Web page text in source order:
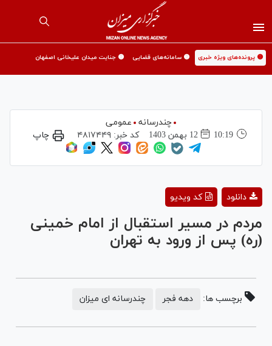
🟡 پرونده‌های ویژه خبری 🟡 سامانه‌های قضایی 🟡 جنایت میدان علیخانی اصفهان
چندرسانه
عمومی
10:19
12 بهمن 1403 کد خبر: ۴۸۱۷۴۴۹ چاپ
Video
کد ویدیو دانلود
مردم در مسیر استقبال از امام خمینی
(ره) پس از ورود به تهران
برچسب ها: دهه فجر چندرسانه ای میزان